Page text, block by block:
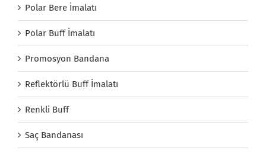
Polar Bere İmalatı
Polar Buff İmalatı
Promosyon Bandana
Reflektörlü Buff İmalatı
Renkli Buff
Saç Bandanası